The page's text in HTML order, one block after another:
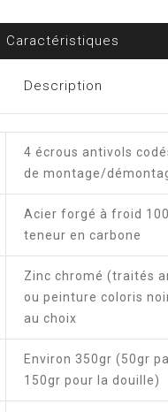
Caractéristiques
Description
4 écrous antivols
de montage/
Acier forgé à froid
teneur en carbone
Zinc chromé (traités
ou peinture coloris
au choix
Environ 350gr (50gr
150gr pour la douille)